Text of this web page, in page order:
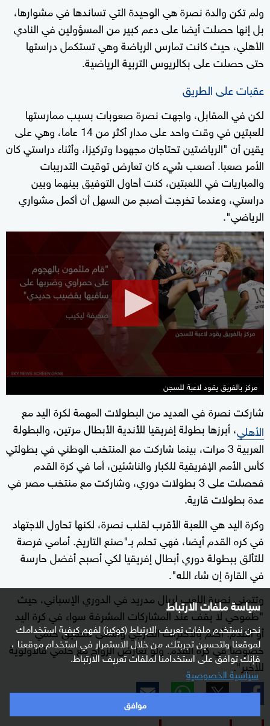
سياسة ملفات الارتباط
نحن نستخدم ملفات تعريف الارتباط (كوكيز) لفهم كيفية استخدامك
لموقعنا ولتحسين تجربتك. من خلال الاستمرار في استخدام موقعنا ،
فإنك توافق على استخدامنا لملفات تعريف الارتباط.
سياسية الخصوصية
موافق
ولم تكن والدة نصرة هي الوحيدة التي تساندها في مشوارها،
بل إنها حصلت أيضا على دعم كبير من المسؤولين في النادي
الأهلي، حيث كانت تمارس الرياضة وهي تستكمل دراستها
حتى حصلت على بكالريوس التربية الرياضية.
عقبات على الطريق
لكن في المقابل، واجهت نصرة صعوبات بسبب ممارستها
للعبتين في وقت واحد على مدار أكثر من 14 عاما، وهي على
يقين أن "الرياضتين تحتاجان مجهودا وتركيزا، وأثناء دراستي كان
الأمر صعبا. أصعب شيء كان تعارض توقيت التدريبات
والمباريات في اللعبتين، كنت أحاول التوفيق بينهما وبين
دراستي، وعندما تخرجت أصبح من السهل أن أكمل مشواري
الرياضي".
seconds
مركز بالفريق يقود لاعبة للسجن
شاركت نصرة في العديد من البطولات المهمة لكرة اليد مع
الأهلي، أبرزها بطولة إفريقيا للأندية الأبطال مرتين، والبطولة
العربية 3 مرات، بينما شاركت مع المنتخب الوطني في بطولتي
كأس الأمم الإفريقية للكبار والناشئين، أما في كرة القدم
فحصلت على 3 بطولات دوري، وشاركت مع منتخب مصر في
عدة بطولات قارية.
وكرة اليد هي اللعبة الأقرب لقلب نصرة، لكنها تحاول الاجتهاد
في كره القدم أيضا، فهي تحلم بـ"صنع التاريخ. أمامي فرصة
للتألق ببطولة دوري أبطال إفريقيا لكي أصبح أفضل حارسة
في القارة إن شاء الله".
وتتمنى نصرة اللعب لريال مدريد في الدوري الإسباني، حيث
"طموحي لا يقف عند المشاركات المشرفة سواء في كرة اليد
أو القدم. أحلم بالاحتراف الخارجي وأسعى لتحقيق حلمي
خصوصا في كرة القدم. ولو تعارض الزواج مع حلمي فالأولوية
للأخير".